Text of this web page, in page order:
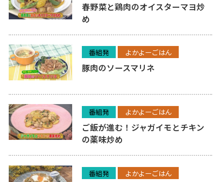
春野菜と鶏肉のオイスターマヨ炒
め
番組発 よかよーごはん
豚肉のソースマリネ
番組発 よかよーごはん
ご飯が進む！ジャガイモとチキン
の薬味炒め
番組発 よかよーごはん